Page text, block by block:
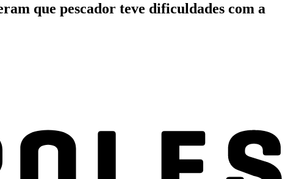
que pescador teve dificuldades com a